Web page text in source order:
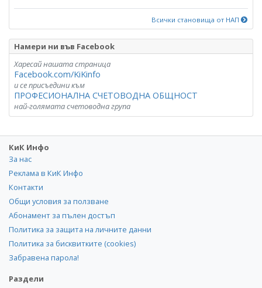
Всички становища от НАП
Намери ни във Facebook
Харесай нашата страница
Facebook.com/KiKinfo
и се присъедини към
ПРОФЕСИОНАЛНА СЧЕТОВОДНА ОБЩНОСТ
най-голямата счетоводна група
КиК Инфо
За нас
Реклама в КиК Инфо
Контакти
Общи условия за ползване
Абонамент за пълен достъп
Политика за защита на личните данни
Политика за бисквитките (cookies)
Забравена парола!
Раздели